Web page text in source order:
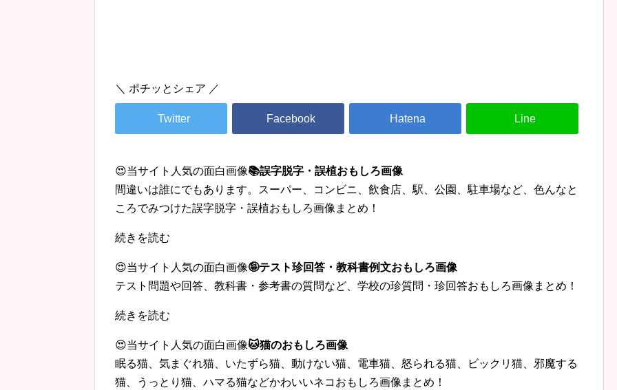
＼ ポチッとシェア ／
😍当サイト人気の面白画像📚誤字脱字・誤植おもしろ画像
間違いは誰にでもあります。スーパー、コンビニ、飲食店、駅、公園、駐車場など、色んなと
ころでみつけた誤字脱字・誤植おもしろ画像まとめ！
続きを読む
😍当サイト人気の面白画像🤪テスト珍回答・教科書例文おもしろ画像
テスト問題や回答、教科書・参考書の質問など、学校の珍質問・珍回答おもしろ画像まとめ！
続きを読む
😍当サイト人気の面白画像🐱猫のおもしろ画像
眠る猫、気まぐれ猫、いたずら猫、動けない猫、電車猫、怒られる猫、ビックリ猫、邪魔する
猫、うっとり猫、ハマる猫などかわいいネコおもしろ画像まとめ！